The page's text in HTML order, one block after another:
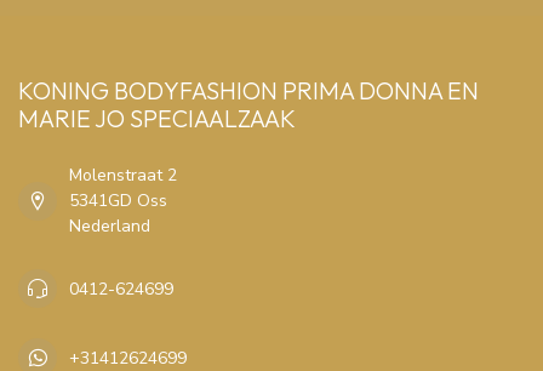
KONING BODYFASHION PRIMA DONNA EN
MARIE JO SPECIAALZAAK
Molenstraat 2
5341GD Oss
Nederland
0412-624699
+31412624699